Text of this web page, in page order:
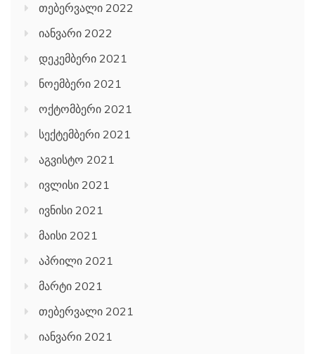
თებერვალი 2022
იანვარი 2022
დეკემბერი 2021
ნოემბერი 2021
ოქტომბერი 2021
სექტემბერი 2021
აგვისტო 2021
ივლისი 2021
ივნისი 2021
მაისი 2021
აპრილი 2021
მარტი 2021
თებერვალი 2021
იანვარი 2021